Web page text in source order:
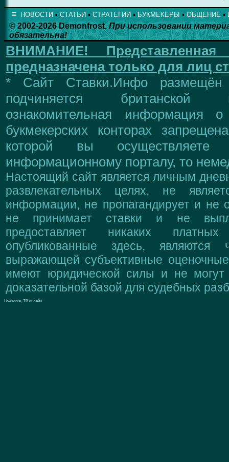
≡ НОВОСТИ ▪ СТАТЬИ ▪ СТРАТЕГИИ ▪ БУКМЕКЕРЫ ▪ ОБЩЕНИЕ ▪
© 2002-2026 Demonfrost.При использовании
обязательна!
ВНИМАНИЕ!
предназначена только для лиц
* Сайт Ставки.Инфо размещён
подчиняется британской
ознакомительная информация
букмекерских конторах
которой вы
информационному порталу, то
Настоящий сайт является личным
развлекательных целях, не
информации, не пропагандирует и не
не принимает ставки и не
предоставляет никаких
опубликованные здесь, являются
выражающей субъективные
имеют юридической силы и не могут
доказательной базой для судебных
Livescore, ТВ онлайн